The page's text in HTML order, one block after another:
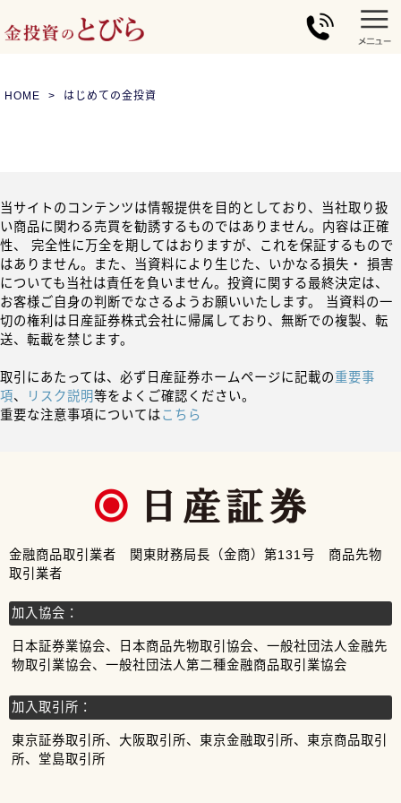
HOME はじめての金投資
当サイトのコンテンツは情報提供を目的としており、当社取り扱
い商品に関わる売買を勧誘するものではありません。内容は正確
性、 完全性に万全を期してはおりますが、これを保証するもので
はありません。また、当資料により生じた、いかなる損失・ 損害
についても当社は責任を負いません。投資に関する最終決定は、
お客様ご自身の判断でなさるようお願いいたします。 当資料の一
切の権利は日産証券株式会社に帰属しており、無断での複製、転
送、転載を禁じます。
取引にあたっては、必ず日産証券ホームページに記載の重要事
項、 リスク説明等をよくご確認ください。
重要な注意事項についてはこちら
金融商品取引業者 関東財務局長（金商）第131号 商品先物
取引業者
加入協会：
日本証券業協会、日本商品先物取引協会、一般社団法人金融先
物取引業協会、一般社団法人第二種金融商品取引業協会
加入取引所：
東京証券取引所、大阪取引所、東京金融取引所、東京商品取引
所、堂島取引所